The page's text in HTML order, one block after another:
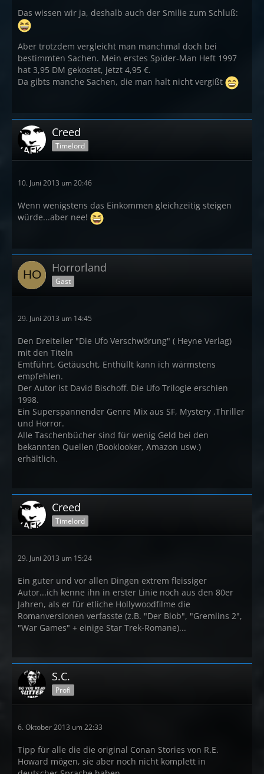
Das wissen wir ja, deshalb auch der Smilie zum Schluß:
Aber trotzdem vergleicht man manchmal doch bei
bestimmten Sachen. Mein erstes Spider-Man Heft 1997
hat 3,95 DM gekostet, jetzt 4,95 €.
Da gibts manche Sachen, die man halt nicht vergißt
Creed
Timelord
10. Juni 2013 um 20:46
Wenn wenigstens das Einkommen gleichzeitig steigen
würde...aber nee!
Horrorland
Gast
29. Juni 2013 um 14:45
Den Dreiteiler "Die Ufo Verschwörung" ( Heyne Verlag)
mit den Titeln
Emtführt, Getäuscht, Enthüllt kann ich wärmstens
empfehlen.
Der Autor ist David Bischoff. Die Ufo Trilogie erschien
1998.
Ein Superspannender Genre Mix aus SF, Mystery ,Thriller
und Horror.
Alle Taschenbücher sind für wenig Geld bei den
bekannten Quellen (Booklooker, Amazon usw.)
erhältlich.
Creed
Timelord
29. Juni 2013 um 15:24
Ein guter und vor allen Dingen extrem fleissiger
Autor...ich kenne ihn in erster Linie noch aus den 80er
Jahren, als er für etliche Hollywoodfilme die
Romanversionen verfasste (z.B. "Der Blob", "Gremlins 2",
"War Games" + einige Star Trek-Romane)...
S.C.
Profi
6. Oktober 2013 um 22:33
Tipp für alle die die original Conan Stories von R.E.
Howard mögen, sie aber noch nicht komplett in